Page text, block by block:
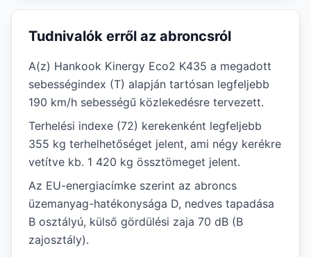
Tudnivalók erről az abroncsról
A(z) Hankook Kinergy Eco2 K435 a megadott
sebességindex (T) alapján tartósan legfeljebb
190 km/h sebességű közlekedésre tervezett.
Terhelési indexe (72) kerekenként legfeljebb
355 kg terhelhetőséget jelent, ami négy kerékre
vetítve kb. 1 420 kg össztömeget jelent.
Az EU-energiacímke szerint az abroncs
üzemanyag-hatékonysága D, nedves tapadása
B osztályú, külső gördülési zaja 70 dB (B
zajosztály).